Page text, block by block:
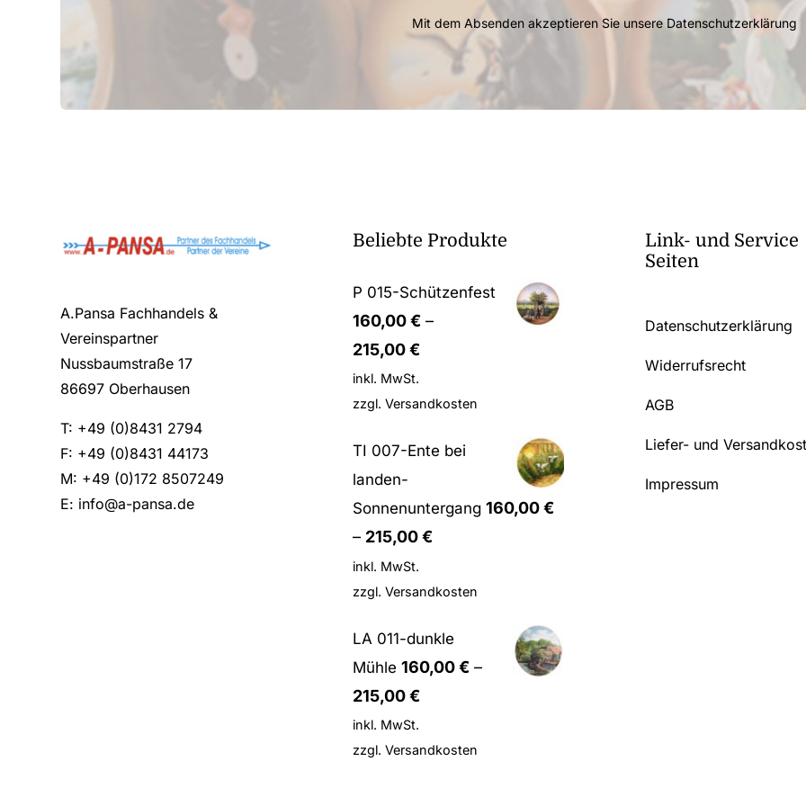
Mit dem Absenden akzeptieren Sie unsere Datenschutzerklärung
A.Pansa Fachhandels &
Vereinspartner
Nussbaumstraße 17
86697 Oberhausen
T: +49 (0)8431 2794
F: +49 (0)8431 44173
M: +49 (0)172 8507249
E: info@a-pansa.de
Beliebte Produkte
P 015-Schützenfest
160,00€ –
215,00€
inkl. MwSt.
zzgl.Versandkosten
TI 007-Ente bei
landen-
Sonnenuntergang 160,00€
– 215,00€
inkl. MwSt.
zzgl.Versandkosten
LA 011-dunkle
Mühle 160,00€ –
215,00€
inkl. MwSt.
zzgl.Versandkosten
Link- und Service
Seiten
Datenschutzerklärung
Widerrufsrecht
AGB
Liefer- und
Impressum